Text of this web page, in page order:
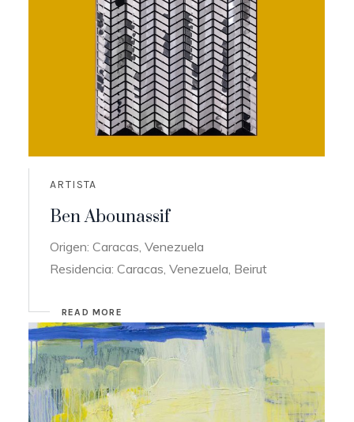
ARTISTA
Ben Abounassif
Origen: Caracas, Venezuela
Residencia: Caracas, Venezuela, Beirut
READ MORE